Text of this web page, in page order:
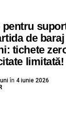
pentru
de
tichete
limitată!
în 4 iunie 2026